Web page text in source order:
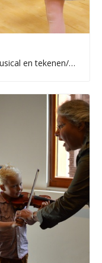
Maak kennis met muziek, theater/musical en tekenen/schilderen